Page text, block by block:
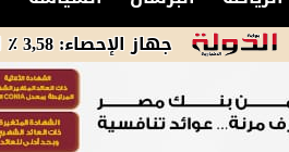
جهاز الإحصاء: 3,58 ٪ ارتفاع قيمة الصادرات خلال شهر مايو 2026